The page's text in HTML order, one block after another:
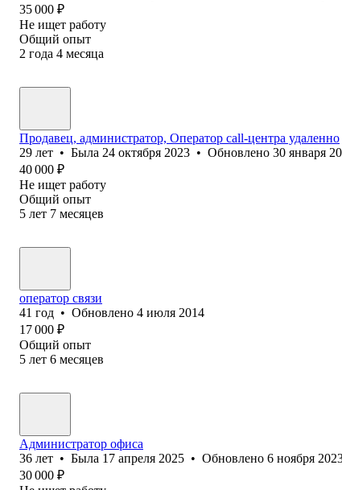
35 000 ₽
Не ищет работу
Общий опыт
2 года 4 месяца
Продавец, администратор, Оператор call-центра удаленно
29 лет • Была 24 октября 2023 • Обновлено 30 января
40 000 ₽
Не ищет работу
Общий опыт
5 лет 7 месяцев
оператор связи
41 год • Обновлено 4 июля 2014
17 000 ₽
Общий опыт
5 лет 6 месяцев
Администратор офиса
36 лет • Была 17 апреля 2025 • Обновлено 6 ноября
30 000 ₽